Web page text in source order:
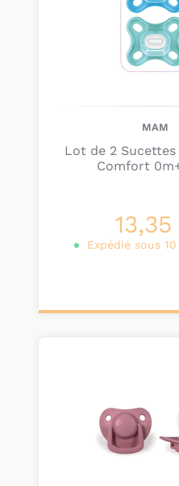
MAM
Lot de 2
Comfort
Expédié sous